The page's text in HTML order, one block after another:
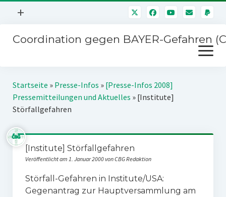
Menü
+
Mitmachen
Über uns
Kontakt
Impressum
Störfälle
Coordination gegen BAYER-Gefahren
Menü
öffnen
Kampagnen
Stichwort BAYER
Jahrestagung
Startseite » Presse-Infos » [Presse-Infos 2008]
Pressemitteilungen und Aktuelles » [Institute]
Störfallgefahren
[Institute] Störfallgefahren
Veröffentlicht am 1. Januar 2000 von CBG Redaktion
Störfall-Gefahren in Institute/USA:
Gegenantrag zur Hauptversammlung am